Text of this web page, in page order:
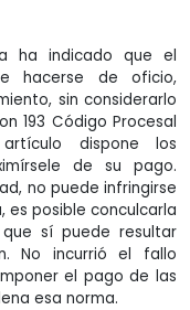
ha indicado que el
hacerse de oficio,
sin considerarlo
193 Código Procesal
artículo dispone los
de su pago.
no puede infringirse
es posible conculcarla
sí puede resultar
No incurrió el fallo
el pago de las
esa norma.